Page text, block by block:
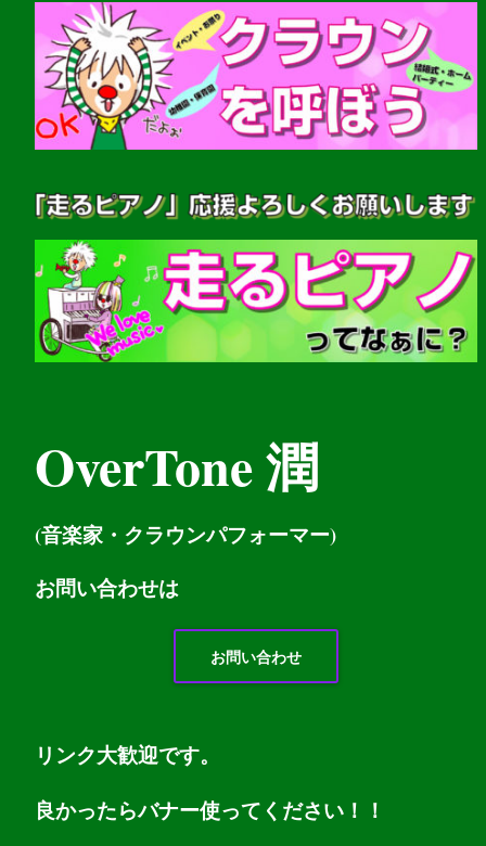
OverTone 潤
(音楽家・クラウンパフォーマー)
お問い合わせは
お問い合わせ
リンク大歓迎です。
良かったらバナー使ってください！！